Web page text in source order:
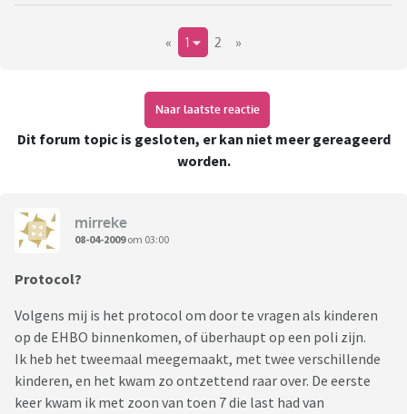
« 1 2 »
Naar laatste reactie
Dit forum topic is gesloten, er kan niet meer gereageerd
worden.
mirreke
08-04-2009om 03:00
Protocol?
Volgens mij is het protocol om door te vragen als kinderen
op de EHBO binnenkomen, of überhaupt op een poli zijn.
Ik heb het tweemaal meegemaakt, met twee verschillende
kinderen, en het kwam zo ontzettend raar over. De eerste
keer kwam ik met zoon van toen 7 die last had van